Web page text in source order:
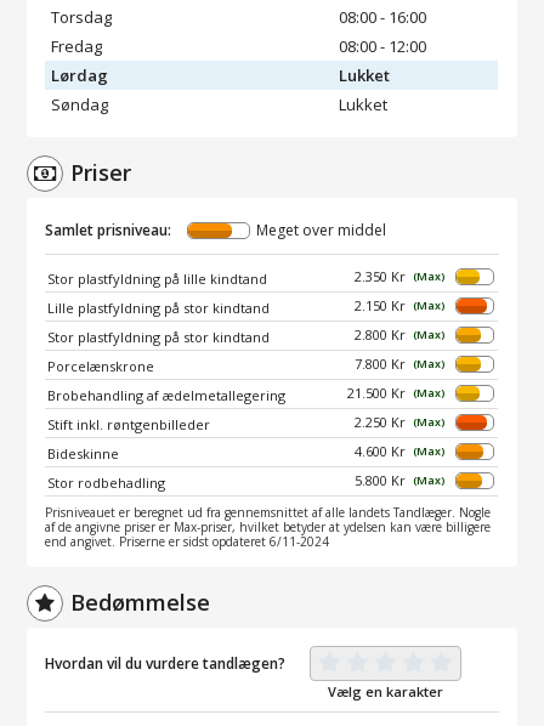
Torsdag
08:00 - 16:00
Fredag
08:00 - 12:00
Lørdag
Lukket
Søndag
Lukket
Priser
Samlet prisniveau: Meget over middel
Stor plastfyldning på lille kindtand 2.350 Kr (Max)
Lille plastfyldning på stor kindtand 2.150 Kr (Max)
Stor plastfyldning på stor kindtand 2.800 Kr (Max)
Porcelænskrone 7.800 Kr (Max)
Brobehandling af ædelmetallegering 21.500 Kr (Max)
Stift inkl. røntgenbilleder 2.250 Kr (Max)
Bideskinne 4.600 Kr (Max)
Stor rodbehadling 5.800 Kr (Max)
Prisniveauet er beregnet ud fra gennemsnittet af alle landets Tandlæger. Nogle
af de angivne priser er Max-priser, hvilket betyder at ydelsen kan være billigere
end angivet. Priserne er sidst opdateret 6/11-2024
Bedømmelse
Hvordan vil du vurdere tandlægen?
Vælg en karakter